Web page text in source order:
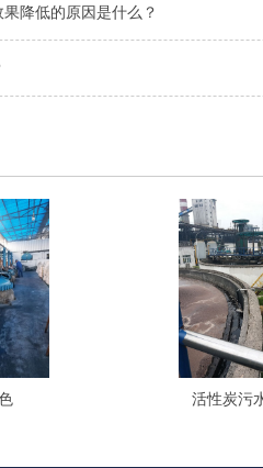
降低的原因是什么？
活性炭污